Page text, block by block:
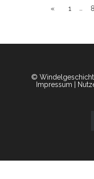
« 1 8
©
Impressum